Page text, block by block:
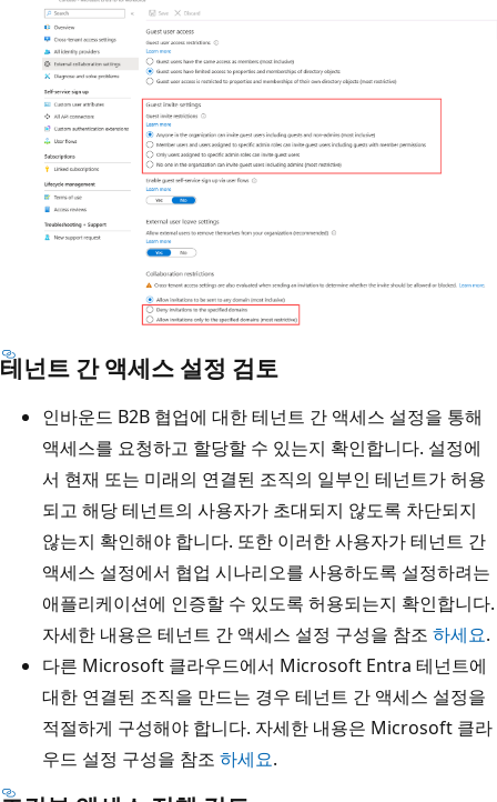
테넌트 간 액세스 설정 검토
인바운드 B2B 협업에 대한 테넌트 간 액세스 설정을 통해
액세스를 요청하고 할당할 수 있는지 확인합니다. 설정에
서 현재 또는 미래의 연결된 조직의 일부인 테넌트가 허용
되고 해당 테넌트의 사용자가 초대되지 않도록 차단되지
않는지 확인해야 합니다. 또한 이러한 사용자가 테넌트 간
액세스 설정에서 협업 시나리오를 사용하도록 설정하려는
애플리케이션에 인증할 수 있도록 허용되는지 확인합니다.
자세한 내용은 테넌트 간 액세스 설정 구성을 참조 하세요.
다른 Microsoft 클라우드에서 Microsoft Entra 테넌트에
대한 연결된 조직을 만드는 경우 테넌트 간 액세스 설정을
적절하게 구성해야 합니다. 자세한 내용은 Microsoft 클라
우드 설정 구성을 참조 하세요.